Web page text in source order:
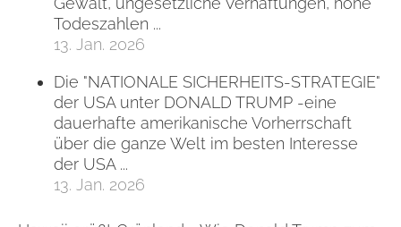
Todeszahlen ...
13. Jan. 2026
Die "NATIONALE SICHERHEITS-STRATEGIE"
der USA unter DONALD TRUMP -eine
dauerhafte amerikanische Vorherrschaft
über die ganze Welt im besten Interesse
der USA ...
13. Jan. 2026